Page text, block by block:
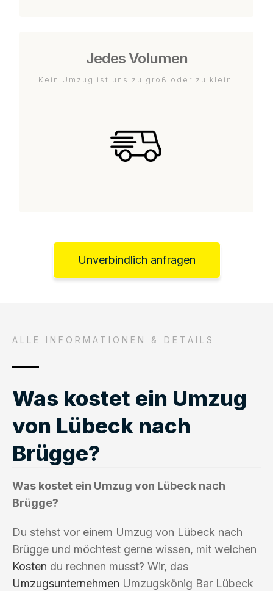
Jedes Volumen
Kein Umzug ist uns zu groß oder zu klein.
Unverbindlich anfragen
ALLE INFORMATIONEN & DETAILS
Was kostet ein Umzug
von Lübeck nach
Brügge?
Was kostet ein Umzug von Lübeck nach
Brügge?
Du stehst vor einem Umzug von Lübeck nach
Brügge und möchtest gerne wissen, mit welchen
Kosten du rechnen musst? Wir, das
Umzugsunternehmen Umzugskönig Bar Lübeck